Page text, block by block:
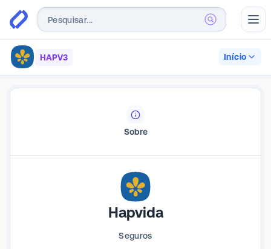
HAPV3 Início
Sobre
Hapvida
Seguros